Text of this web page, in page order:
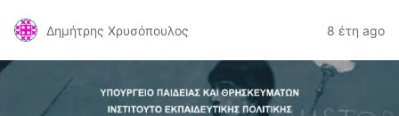
Δημήτρης Χρυσόπουλος 8 έτη ago